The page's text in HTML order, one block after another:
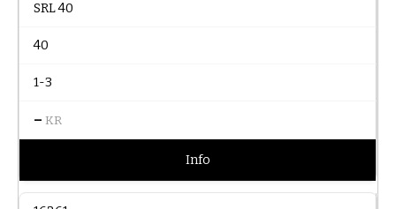
SRL 40
40
1-3
– KR
Info